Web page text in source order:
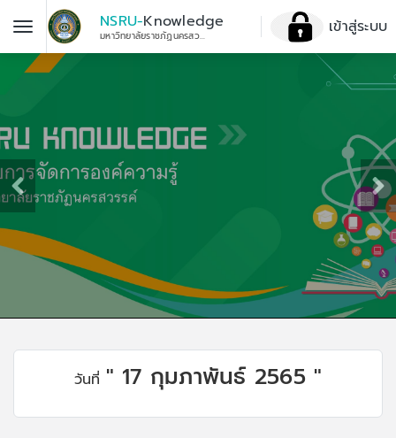
NSRU-Knowledge
มหาวิทยาลัยราชภัฏนครสวรรค์ เข้าสู่ระบบ
วันที่ " 17 กุมภาพันธ์ 2565 "